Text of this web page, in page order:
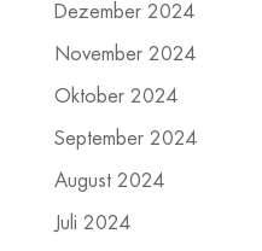
Dezember 2024
November 2024
Oktober 2024
September 2024
August 2024
Juli 2024